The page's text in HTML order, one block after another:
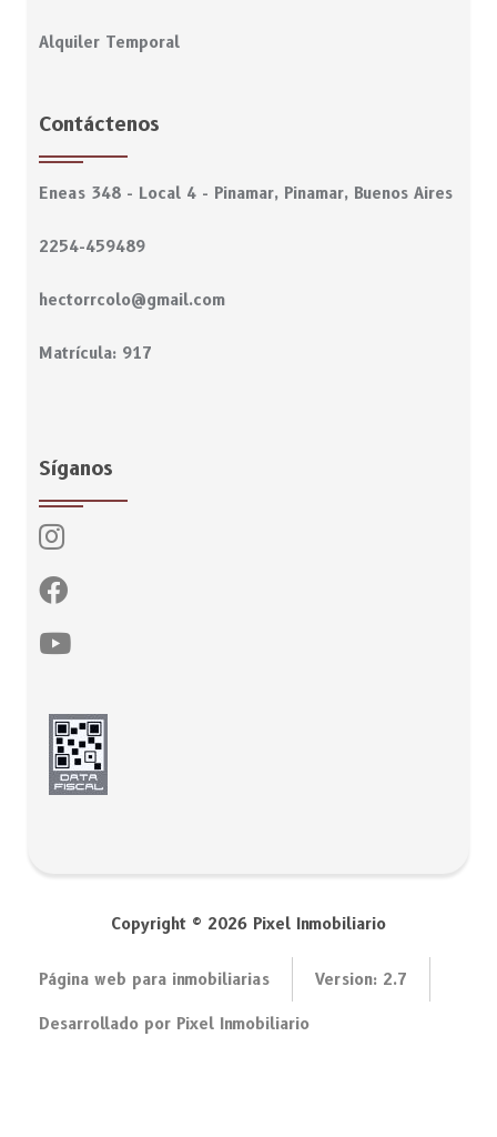
Alquiler Temporal
Contáctenos
Eneas 348 - Local 4 - Pinamar, Pinamar, Buenos Aires
2254-459489
hectorrcolo@gmail.com
Matrícula: 917
Síganos
Copyright © 2026 Pixel Inmobiliario
Página web para inmobiliarias Version: 2.7
Desarrollado por Pixel Inmobiliario